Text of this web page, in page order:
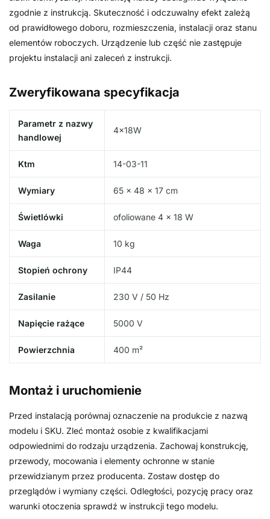
zgodnie z instrukcją. Skuteczność i odczuwalny efekt zależą
od prawidłowego doboru, rozmieszczenia, instalacji oraz stanu
elementów roboczych. Urządzenie lub część nie zastępuje
projektu instalacji ani zaleceń z instrukcji.
Zweryfikowana specyfikacja
Parametr z nazwy
handlowej
4x18W
Ktm 14-03-11
Wymiary 65 × 48 × 17 cm
Świetlówki ofoliowane 4 × 18 W
Waga 10 kg
Stopień ochrony IP44
Zasilanie 230 V / 50 Hz
Napięcie rażące 5000 V
Powierzchnia 400 m²
Montaż i uruchomienie
Przed instalacją porównaj oznaczenie na produkcie z nazwą
modelu i SKU. Zleć montaż osobie z kwalifikacjami
odpowiednimi do rodzaju urządzenia. Zachowaj konstrukcję,
przewody, mocowania i elementy ochronne w stanie
przewidzianym przez producenta. Zostaw dostęp do
przeglądów i wymiany części. Odległości, pozycję pracy oraz
warunki otoczenia sprawdź w instrukcji tego modelu.